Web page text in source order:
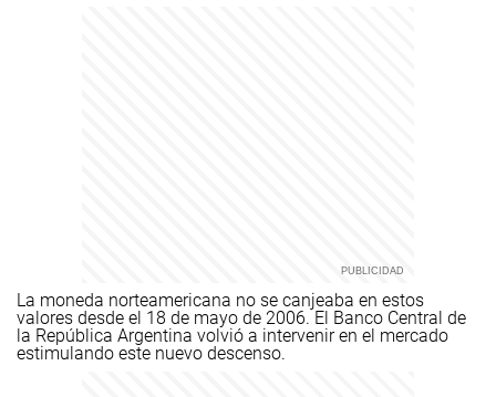
La moneda norteamericana no se canjeaba en estos
valores desde el 18 de mayo de 2006. El Banco Central de
la República Argentina volvió a intervenir en el mercado
estimulando este nuevo descenso.